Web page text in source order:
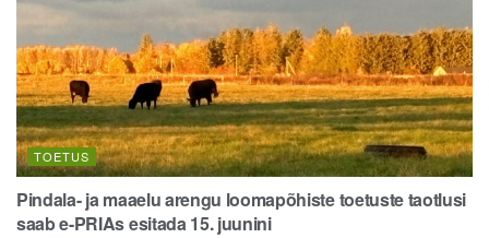
TOETUS
Pindala- ja maaelu arengu loomapõhiste toetuste taotlusi
saab e-PRIAs esitada 15. juunini